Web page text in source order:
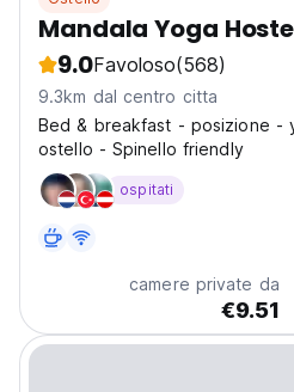
Mandala Yoga
9.0Favoloso(568)
9.3km dal centro citta
Bed & breakfast - posizione -
ostello - Spinello friendly
ospitati
camere private da
€9.51